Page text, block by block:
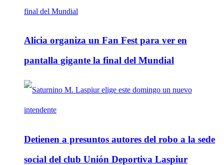
Alicia organiza un Fan Fest para ver en
pantalla gigante la final del Mundial
Detienen a presuntos autores del robo a la sede
social del club Unión Deportiva Laspiur